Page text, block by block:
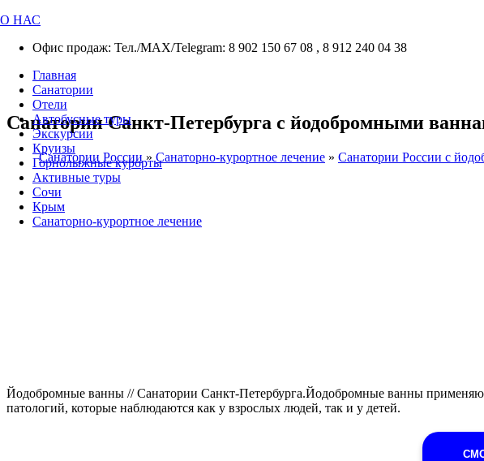
О НАС
Офис продаж: Тел./МАХ/Telegram: 8 902 150 67 08 , 8 912 240 04 38
Главная
Санатории
Отели
Автобусные туры
Экскурсии
Круизы
Горнолыжные курорты
Активные туры
Сочи
Крым
Санаторно-курортное лечение
Санатории Санкт-Петербурга с йодобромными
Санатории России » Санаторно-курортное лечение » Санатории России с
Йодобромные ванны // Санатории Санкт-Петербурга.Йодобромные ванны
патологий, которые наблюдаются как у взрослых людей, так и у детей.